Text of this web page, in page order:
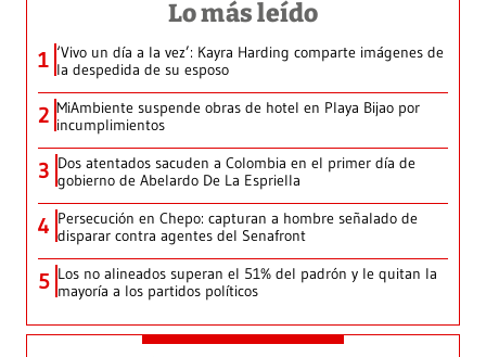
Lo más leído
1 ‘Vivo un día a la vez’: Kayra Harding comparte imágenes de
la despedida de su esposo
2 MiAmbiente suspende obras de hotel en Playa Bijao por
incumplimientos
3 Dos atentados sacuden a Colombia en el primer día de
gobierno de Abelardo De La Espriella
4 Persecución en Chepo: capturan a hombre señalado de
disparar contra agentes del Senafront
5 Los no alineados superan el 51% del padrón y le quitan la
mayoría a los partidos políticos